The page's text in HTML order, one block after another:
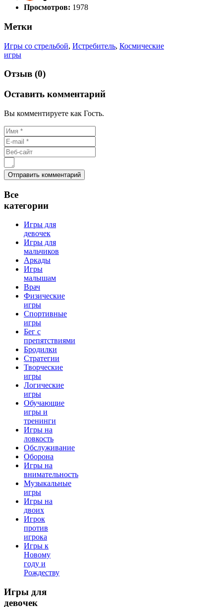
Просмотров: 1978
Метки
Игры со стрельбой, Истребитель, Космические
игры
Отзыв (0)
Оставить комментарий
Вы комментируете как Гость.
Все
категории
Игры для
девочек
Игры для
мальчиков
Аркады
Игры
малышам
Врач
Физические
игры
Спортивные
игры
Бег с
препятствиями
Бродилки
Стратегии
Творческие
игры
Логические
игры
Обучающие
игры и
тренинги
Игры на
ловкость
Обслуживание
Оборона
Игры на
внимательность
Музыкальные
игры
Игры на
двоих
Игрок
против
игрока
Игры к
Новому
году и
Рождеству
Игры для
девочек